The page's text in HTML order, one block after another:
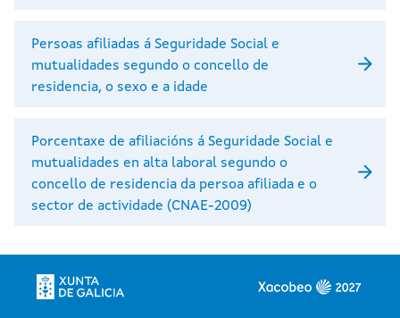
Persoas afiliadas á Seguridade Social e
mutualidades segundo o concello de
residencia, o sexo e a idade
Porcentaxe de afiliacións á Seguridade Social e
mutualidades en alta laboral segundo o
concello de residencia da persoa afiliada e o
sector de actividade (CNAE-2009)